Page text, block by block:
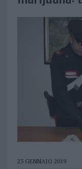
23 GENNAIO 2019